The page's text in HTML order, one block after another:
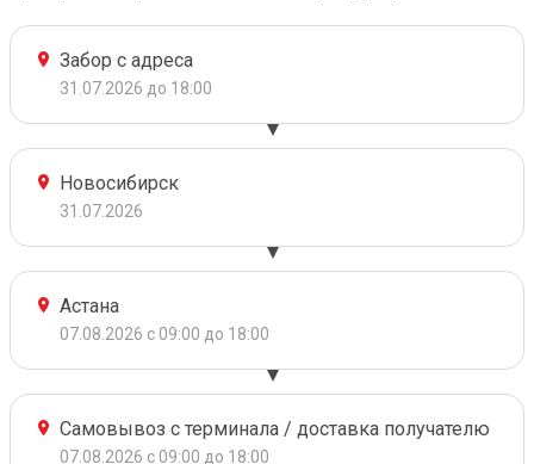
Забор с адреса
31.07.2026 до 18:00
Новосибирск
31.07.2026
Астана
07.08.2026 с 09:00 до 18:00
Самовывоз с терминала / доставка получателю
07.08.2026 с 09:00 до 18:00